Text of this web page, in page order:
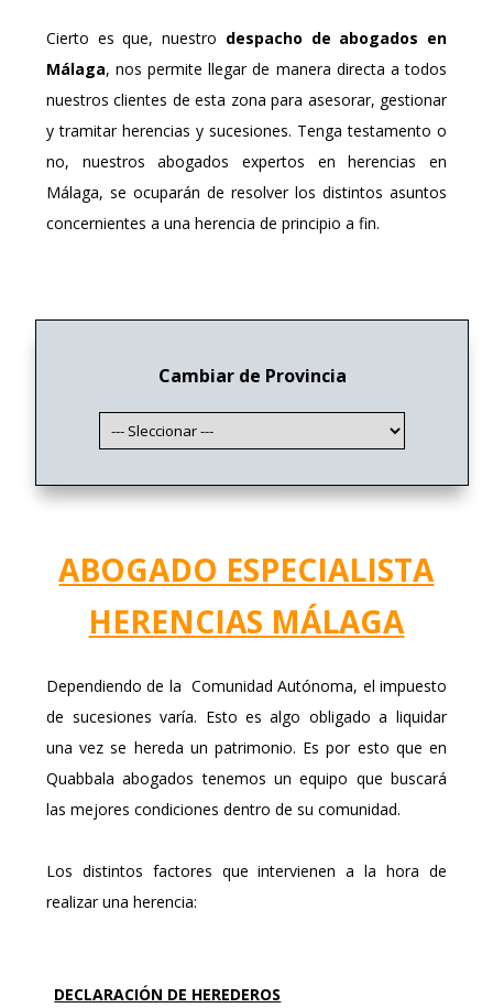
Cierto es que, nuestro despacho de abogados en
Málaga, nos permite llegar de manera directa a todos
nuestros clientes de esta zonapara asesorar, gestionar
y tramitar herencias y sucesiones. Tenga testamento o
no, nuestros abogados expertos en herencias en
Málaga, se ocuparán de resolver los distintos asuntos
concernientes a una herencia de principio a fin.
Cambiar de Provincia
ABOGADO ESPECIALISTA
HERENCIAS MÁLAGA
Dependiendo de la Comunidad Autónoma, el impuesto
de sucesiones varía. Esto es algo obligado a liquidar
una vez se hereda un patrimonio. Es por esto que en
Quabbala abogados tenemos un equipo que buscará
las mejores condiciones dentro de su comunidad.
Los distintos factores que intervienen a la hora de
realizar una herencia:
DECLARACIÓN DE HEREDEROS